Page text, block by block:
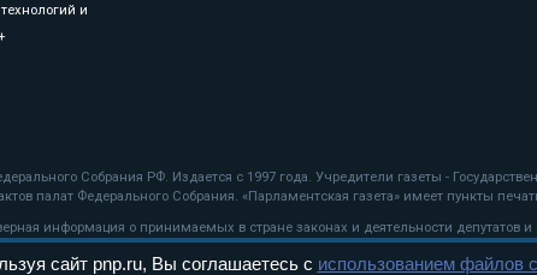
и
Собрания РФ. Издается с 1997 года. Учредители газеты -
палат Федерального Собрания. «Парламентская газета» имеет пункты
информация о принимаемых в стране законах и деятельности депутатов
сайт pnp.ru, Вы соглашаетесь с использованием файлов